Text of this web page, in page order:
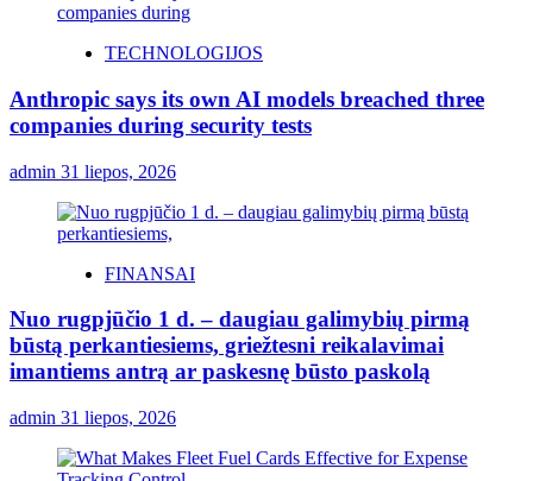
TECHNOLOGIJOS
Anthropic says its own AI models breached three
companies during security tests
admin 31 liepos, 2026
FINANSAI
Nuo rugpjūčio 1 d. – daugiau galimybių pirmą
būstą perkantiesiems, griežtesni reikalavimai
imantiems antrą ar paskesnę būsto paskolą
admin 31 liepos, 2026